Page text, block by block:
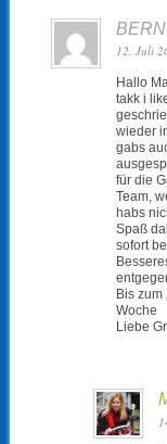
12. Juli
Hallo
takk i
wieder
gabs
für die
Team,
habs
Spaß
sofort
Bis zum
Woche
Liebe